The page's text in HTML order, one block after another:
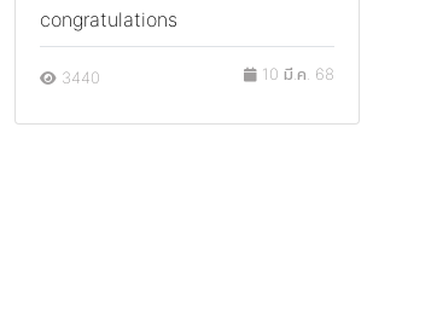
congratulations
3440 10 มี.ค. 68